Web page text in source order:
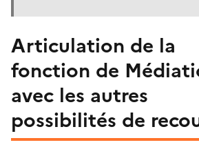
Articulation de la
fonction de
avec les autres
possibilités de